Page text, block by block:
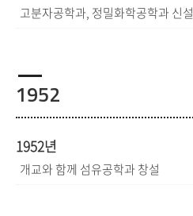
고분자공학과, 정밀화학공학과 신설
1952
1952년
개교와 함께 섬유공학과 창설